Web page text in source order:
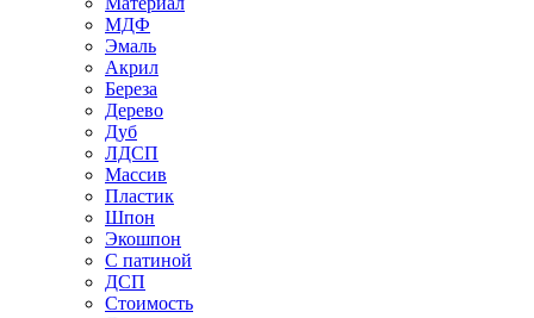
МДФ
Эмаль
Акрил
Береза
Дерево
Дуб
ЛДСП
Массив
Пластик
Шпон
Экошпон
С патиной
ДСП
Стоимость